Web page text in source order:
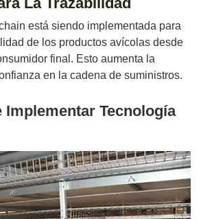
está siendo implementada para
de los productos avícolas desde
final. Esto aumenta la
en la cadena de suministros.
Implementar Tecnología